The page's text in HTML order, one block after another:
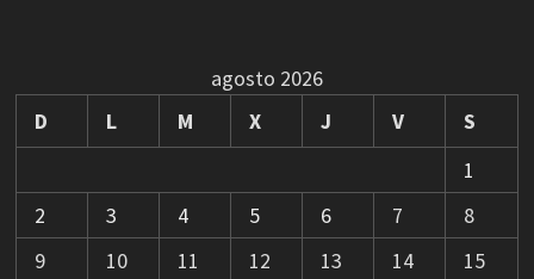
agosto 2026
D
L M X J V
S
1
2
3 4 5 6 7
8
9
10 11 12 13 14
15